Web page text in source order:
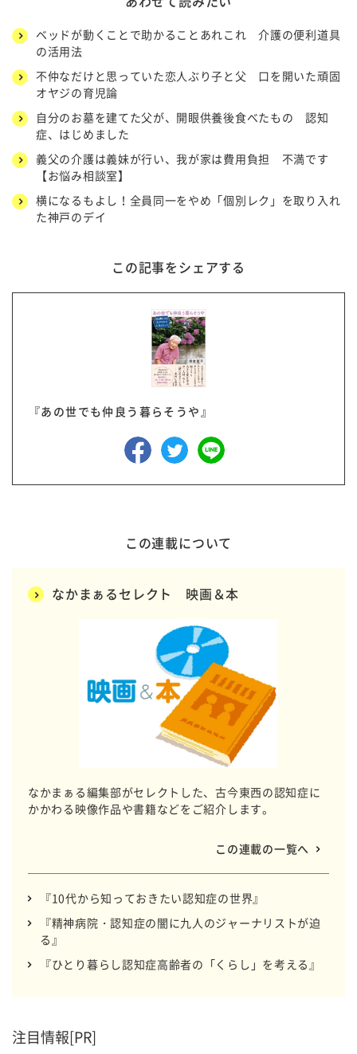
ベッドが動くことで助かることあれこれ 介護の便利道具
の活用法
不仲なだけと思っていた恋人ぶり子と父 口を開いた頑固
オヤジの育児論
自分のお墓を建てた父が、開眼供養後食べたもの 認知
症、はじめました
義父の介護は義妹が行い、我が家は費用負担 不満です
【お悩み相談室】
横になるもよし！全員同一をやめ「個別レク」を取り入れ
た神戸のデイ
この記事をシェアする
『あの世でも仲良う暮らそうや』
この連載について
なかまぁるセレクト 映画＆本
なかまぁる編集部がセレクトした、古今東西の認知症に
かかわる映像作品や書籍などをご紹介します。
この連載の一覧へ
『10代から知っておきたい認知症の世界』
『精神病院・認知症の闇に九人のジャーナリストが迫
る』
『ひとり暮らし認知症高齢者の「くらし」を考える』
注目情報[PR]